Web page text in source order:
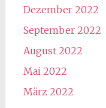
Dezember 2022
September 2022
August 2022
Mai 2022
März 2022